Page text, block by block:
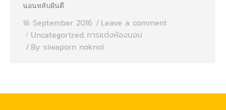
นอนหลับฝันดี
16 September 2016
Leave a comment
Uncategorized, การแต่งห้องนอน
By siwaporn noknoi